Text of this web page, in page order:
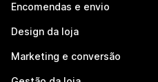
Encomendas e envio
Design da loja
Marketing e conversão